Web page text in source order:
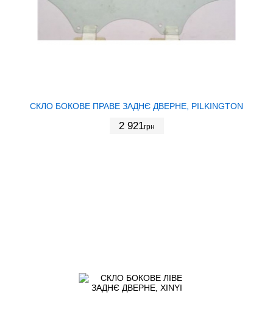
СКЛО БОКОВЕ ПРАВЕ ЗАДНЄ ДВЕРНЕ, PILKINGTON
2 921грн